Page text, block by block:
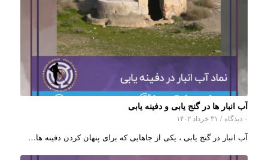
آب انبار ها در گنج یابی و دفینه یابی
۰ دیدگاه / ۳۱ خرداد ۱۴۰۲
آب انبار در گنج یابی ، یکی از جاهایی که برای پنهان کردن دفینه ها…